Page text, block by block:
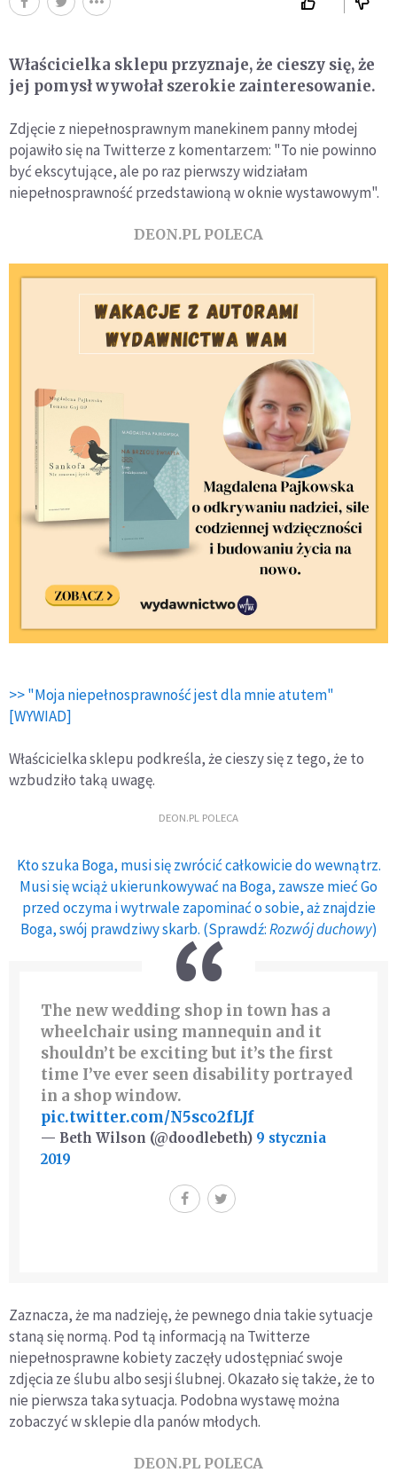
Właścicielka sklepu przyznaje, że cieszy się, że
jej pomysł wywołał szerokie zainteresowanie.
Zdjęcie z niepełnosprawnym manekinem panny młodej
pojawiło się na Twitterze z komentarzem: "To nie powinno
być ekscytujące, ale po raz pierwszy widziałam
niepełnosprawność przedstawioną w oknie wystawowym".
DEON.PL POLECA
>> "Moja niepełnosprawność jest dla mnie atutem"
[WYWIAD]
Właścicielka sklepu podkreśla, że cieszy się z tego, że to
wzbudziło taką uwagę.
DEON.PL POLECA
Kto szuka Boga, musi się zwrócić całkowicie do wewnątrz.
Musi się wciąż ukierunkowywać na Boga, zawsze mieć Go
przed oczyma i wytrwale zapominać o sobie, aż znajdzie
Boga, swój prawdziwy skarb. (Sprawdź:Rozwój duchowy)
The new wedding shop in town has a
wheelchair using mannequin and it
shouldn’t be exciting but it’s the first
time I’ve ever seen disability portrayed
in a shop window.
pic.twitter.com/N5sco2fLJf
— Beth Wilson (@doodlebeth) 9 stycznia
2019
Zaznacza, że ma nadzieję, że pewnego dnia takie sytuacje
staną się normą. Pod tą informacją na Twitterze
niepełnosprawne kobiety zaczęły udostępniać swoje
zdjęcia ze ślubu albo sesji ślubnej. Okazało się także, że to
nie pierwsza taka sytuacja. Podobna wystawę można
zobaczyć w sklepie dla panów młodych.
DEON.PL POLECA